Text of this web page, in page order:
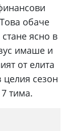
обаче
ясно в
имаше и
от елита
целия сезон
тима.